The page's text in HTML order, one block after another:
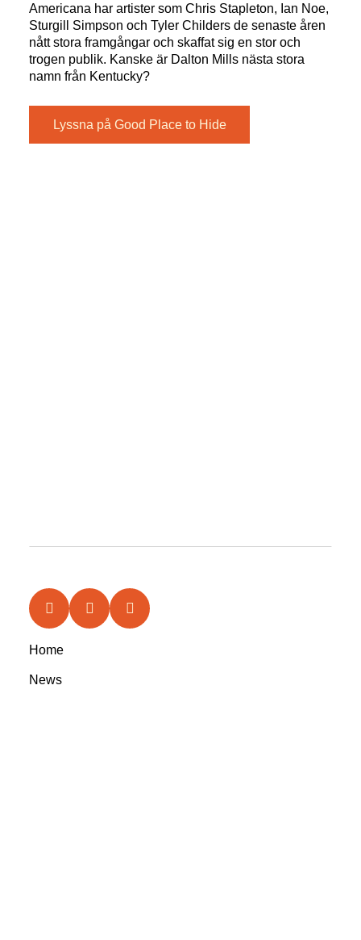
Americana har artister som Chris Stapleton, Ian Noe,
Sturgill Simpson och Tyler Childers de senaste åren
nått stora framgångar och skaffat sig en stor och
trogen publik. Kanske är Dalton Mills nästa stora
namn från Kentucky?
Lyssna på Good Place to Hide
Home
News